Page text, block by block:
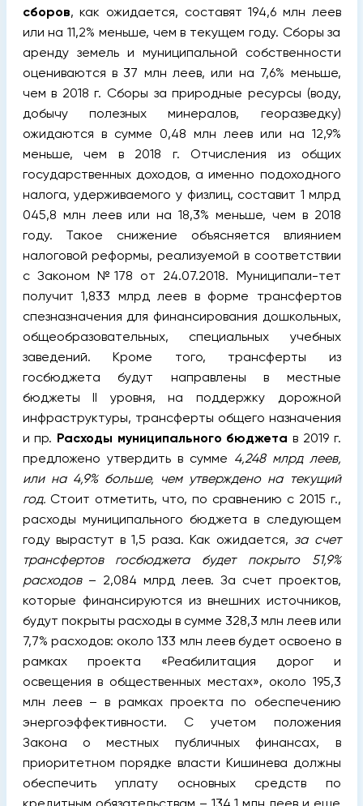
сборов, как ожидается, составят 194,6 млн леев
или на 11,2% меньше, чем в текущем году. Сборы за
аренду земель и муниципальной собственности
оцениваются в 37 млн леев, или на 7,6% меньше,
чем в 2018 г. Сборы за природные ресурсы (воду,
добычу полезных минералов, георазведку)
ожидаются в сумме 0,48 млн леев или на 12,9%
меньше, чем в 2018 г. Отчисления из общих
государственных доходов, а именно подоходного
налога, удерживаемого у физлиц, составит 1 млрд
045,8 млн леев или на 18,3% меньше, чем в 2018
году. Такое снижение объясняется влиянием
налоговой реформы, реализуемой в соответствии
с Законом №178 от 24.07.2018. Муниципали-тет
получит 1,833 млрд леев в форме трансфертов
спезназначения для финансирования дошкольных,
общеобразовательных, специальных учебных
заведений. Кроме того, трансферты из
госбюджета будут направлены в местные
бюджеты II уровня, на поддержку дорожной
инфраструктуры, трансферты общего назначения
и пр. Расходы муниципального бюджета в 2019 г.
предложено утвердить в сумме 4,248 млрд леев,
или на 4,9% больше, чем утверждено на текущий
год. Стоит отметить, что, по сравнению с 2015 г.,
расходы муниципального бюджета в следующем
году вырастут в 1,5 раза. Как ожидается, за счет
трансфертов госбюджета будет покрыто 51,9%
расходов– 2,084 млрд леев. За счет проектов,
которые финансируются из внешних источников,
будут покрыты расходы в сумме 328,3 млн леев или
7,7% расходов: около 133 млн леев будет освоено в
рамках проекта «Реабилитация дорог и
освещения в общественных местах», около 195,3
млн леев – в рамках проекта по обеспечению
энергоэффективности. С учетом положения
Закона о местных публичных финансах, в
приоритетном порядке власти Кишинева должны
обеспечить уплату основных средств по